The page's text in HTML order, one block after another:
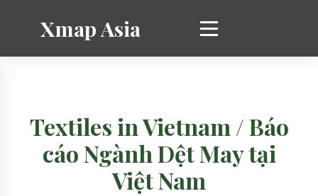
Xmap Asia
Textiles in Vietnam / Báo
cáo Ngành Dệt May tại
Việt Nam